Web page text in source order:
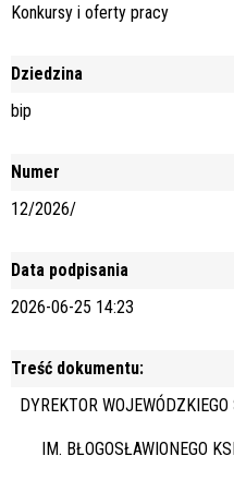
Konkursy i oferty pracy
Dziedzina
bip
Numer
12/2026/
Data podpisania
2026-06-25 14:23
Treść dokumentu:
DYREKTOR
IM. BŁOGOSŁAWIONEGO